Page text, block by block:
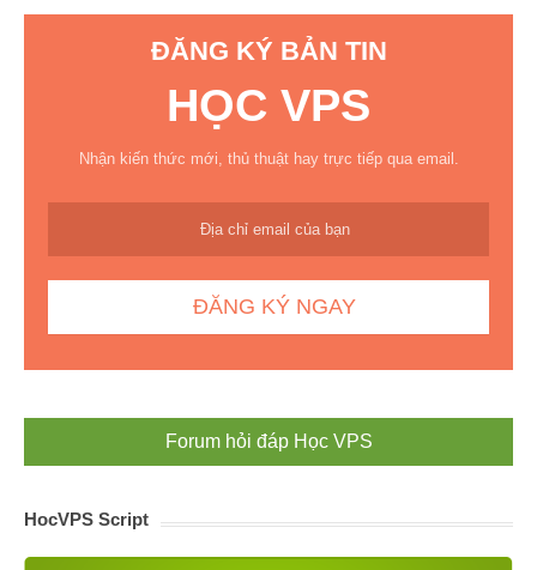
ĐĂNG KÝ BẢN TIN
HỌC VPS
Nhận kiến thức mới, thủ thuật hay trực tiếp qua email.
Forum hỏi đáp Học VPS
HocVPS Script